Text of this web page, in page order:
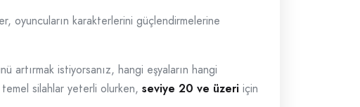
oyuncuların karakterlerini güçlendirmelerine
artırmak istiyorsanız, hangi eşyaların hangi
silahlar yeterli olurken, seviye 20 ve üzeri için